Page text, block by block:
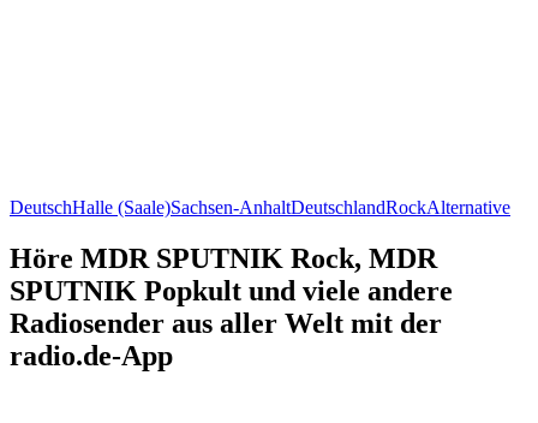
DeutschHalle (Saale)Sachsen-AnhaltDeutschlandRockAlternative
Höre MDR SPUTNIK Rock, MDR
SPUTNIK Popkult und viele andere
Radiosender aus aller Welt mit der
radio.de-App